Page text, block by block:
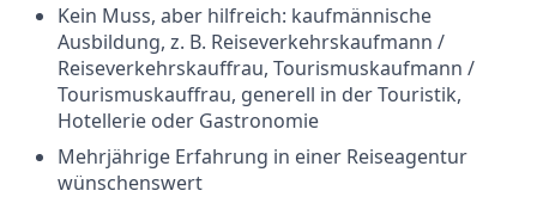
Kein Muss, aber hilfreich: kaufmännische
Ausbildung, z. B. Reiseverkehrskaufmann /
Reiseverkehrskauffrau, Tourismuskaufmann /
Tourismuskauffrau, generell in der Touristik,
Hotellerie oder Gastronomie
Mehrjährige Erfahrung in einer Reiseagentur
wünschenswert